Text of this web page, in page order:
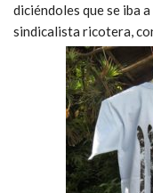
diciéndoles que se iba
sindicalista ricotera,